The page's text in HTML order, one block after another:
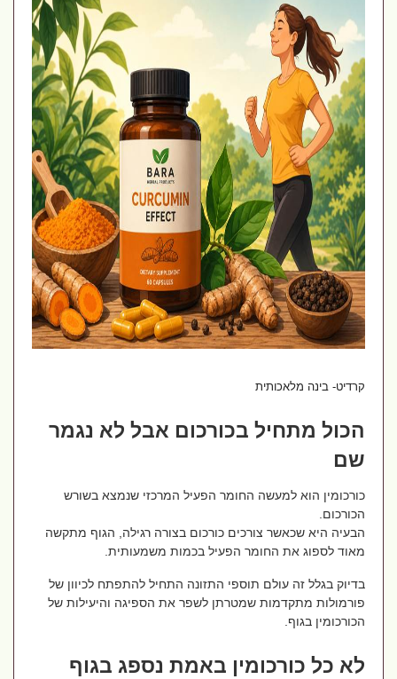
קרדיט- בינה מלאכותית
הכול מתחיל בכורכום אבל לא נגמר
שם
כורכומין הוא למעשה החומר הפעיל המרכזי שנמצא בשורש
הכורכום.
הבעיה היא שכאשר צורכים כורכום בצורה רגילה, הגוף מתקשה
מאוד לספוג את החומר הפעיל בכמות משמעותית.
בדיוק בגלל זה עולם תוספי התזונה התחיל להתפתח לכיוון של
פורמולות מתקדמות שמטרתן לשפר את הספיגה והיעילות של
הכורכומין בגוף.
לא כל כורכומין באמת נספג בגוף